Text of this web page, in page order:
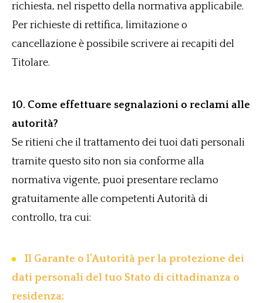
richiesta, nel rispetto della normativa applicabile.
Per richieste di rettifica, limitazione o
cancellazione è possibile scrivere ai recapiti del
Titolare.
10. Come effettuare segnalazioni o reclami alle
autorità?
Se ritieni che il trattamento dei tuoi dati personali
tramite questo sito non sia conforme alla
normativa vigente, puoi presentare reclamo
gratuitamente alle competenti Autorità di
controllo, tra cui:
Il Garante o l’Autorità per la protezione dei
dati personali del tuo Stato di cittadinanza o
residenza;